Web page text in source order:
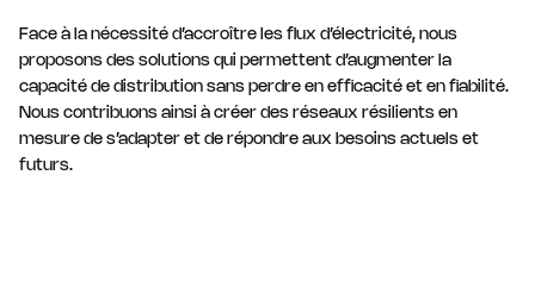
Face à la nécessité d’accroître les flux d’électricité, nous
proposons des solutions qui permettent d’augmenter la
capacité de distribution sans perdre en efficacité et en fiabilité.
Nous contribuons ainsi à créer des réseaux résilients en
mesure de s’adapter et de répondre aux besoins actuels et
futurs.